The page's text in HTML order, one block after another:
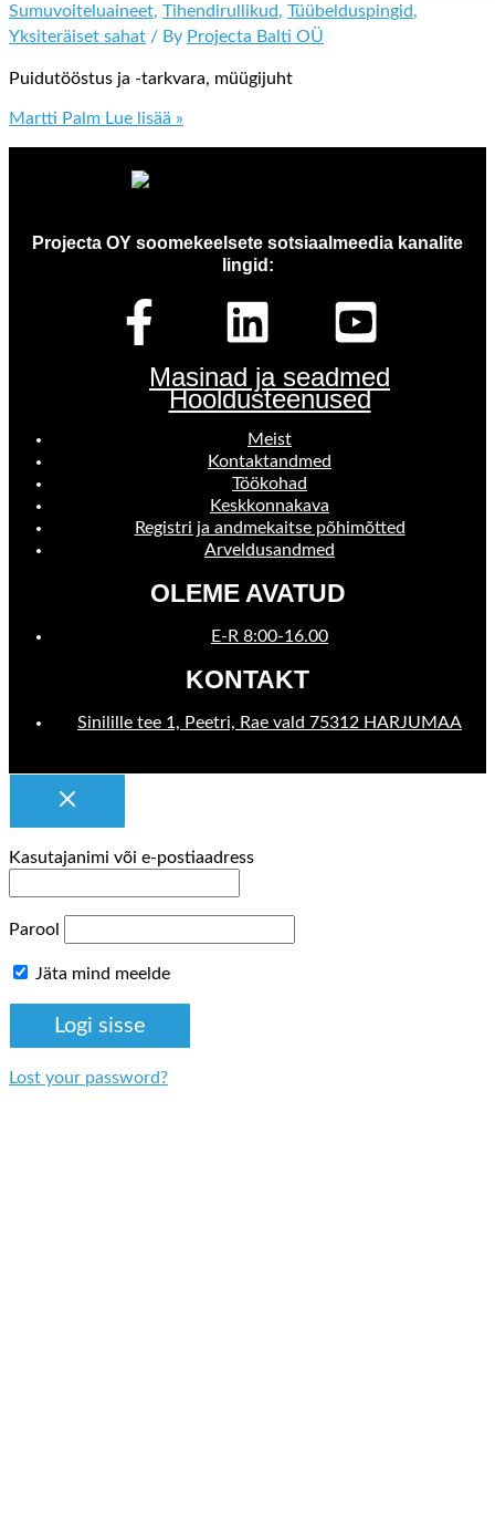
Sumuvoiteluaineet, Tihendirullikud, Tüübelduspingid,
Yksiteräiset sahat / By Projecta Balti OÜ
Puidutööstus ja -tarkvara, müügijuht
Martti Palm Lue lisää »
Projecta OY soomekeelsete sotsiaalmeedia kanalite
lingid:
Masinad ja seadmed
Hooldusteenused
Meist
Kontaktandmed
Töökohad
Keskkonnakava
Registri ja andmekaitse põhimõtted
Arveldusandmed
OLEME AVATUD
E-R 8:00-16.00
KONTAKT
Sinilille tee 1, Peetri, Rae vald 75312 HARJUMAA
Kasutajanimi või e-postiaadress
Parool
Jäta mind meelde
Lost your password?